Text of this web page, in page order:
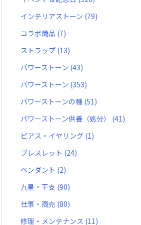
インテリアストーン (79)
コラボ商品 (7)
ストラップ (13)
パワーストーン (43)
パワーストーン (353)
パワーストーンの種 (51)
パワーストーン供養（処分） (41)
ピアス・イヤリング (1)
ブレスレット (24)
ペンダント (2)
九星・干支 (90)
仕事・商売 (80)
修理・メンテナンス (11)